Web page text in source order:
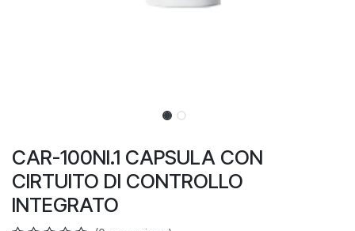
CAR-100NI.1 CAPSULA CON
CIRTUITO DI CONTROLLO
INTEGRATO